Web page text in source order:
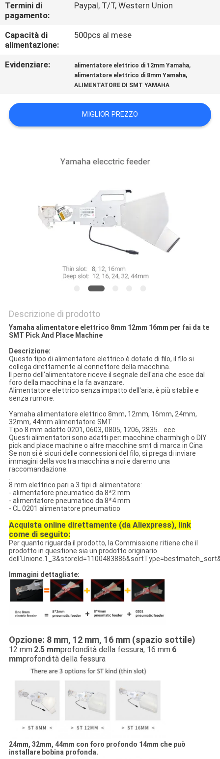
NOTIZIA
SHOPPING
MAPPA
SULLA
PRIVACY
Termini di
pagamento:
Paypal, T/T, Western Union
Capacità di
alimentazione:
500pcs al mese
Evidenziare: alimentatore elettrico di 12mm Yamaha,
alimentatore elettrico di 8mm Yamaha,
ALIMENTATORE DI SMT YAMAHA
MIGLIOR PREZZO
Descrizione di prodotto
Yamaha alimentatore elettrico 8mm 12mm 16mm per fai da te
SMT Pick And Place Machine
Descrizione:
Questo tipo di alimentatore elettrico è dotato di filo, il filo si
collega direttamente al connettore della macchina.
Il perno dell'alimentatore riceve il segnale dell'aria che esce dal
foro della macchina e la fa avanzare.
Alimentatore elettrico senza impatto dell'aria, è più stabile e
senza rumore.
Yamaha alimentatore elettrico 8mm, 12mm, 16mm, 24mm,
32mm, 44mm alimentatore SMT
Tipo 8 mm adatto 0201, 0603, 0805, 1206, 2835... ecc.
Questi alimentatori sono adatti per: macchine charmhigh o DIY
pick and place machine o altre macchine smt di marca in Cina
Se non si è sicuri delle connessioni del filo, si prega di inviare
immagini della vostra macchina a noi e daremo una
raccomandazione.
.
8 mm elettrico pari a 3 tipi di alimentatore:
- alimentatore pneumatico da 8*2 mm
- alimentatore pneumatico da 8*4 mm
- CL 0201 alimentatore pneumatico
Acquista online direttamente (da Aliexpress), link
come di seguito:
Per quanto riguarda il prodotto, la Commissione ritiene che il
prodotto in questione sia un prodotto originario
Immagini dettagliate:
Opzione: 8 mm, 12 mm, 16 mm (spazio sottile)
12 mm:2.5 mmprofondità della fessura, 16 mm:6
mmprofondità della fessura
24mm, 32mm, 44mm con foro profondo 14mm che può
installare bobina profonda.